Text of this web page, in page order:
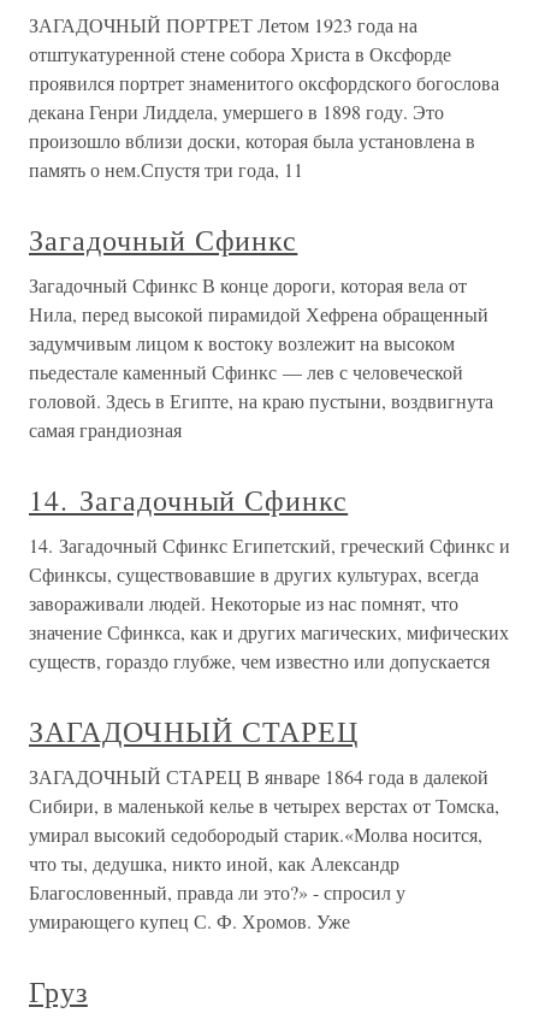
ЗАГАДОЧНЫЙ ПОРТРЕТ Летом 1923 года на
отштукатуренной стене собора Христа в Оксфорде
проявился портрет знаменитого оксфордского богослова
декана Генри Лиддела, умершего в 1898 году. Это
произошло вблизи доски, которая была установлена в
память о нем.Спустя три года, 11
Загадочный Сфинкс
Загадочный Сфинкс В конце дороги, которая вела от
Нила, перед высокой пирамидой Хефрена обращенный
задумчивым лицом к востоку возлежит на высоком
пьедестале каменный Сфинкс — лев с человеческой
головой. Здесь в Египте, на краю пустыни, воздвигнута
самая грандиозная
14. Загадочный Сфинкс
14. Загадочный Сфинкс Египетский, греческий Сфинкс и
Сфинксы, существовавшие в других культурах, всегда
завораживали людей. Некоторые из нас помнят, что
значение Сфинкса, как и других магических, мифических
существ, гораздо глубже, чем известно или допускается
ЗАГАДОЧНЫЙ СТАРЕЦ
ЗАГАДОЧНЫЙ СТАРЕЦ В январе 1864 года в далекой
Сибири, в маленькой келье в четырех верстах от Томска,
умирал высокий седобородый старик.«Молва носится,
что ты, дедушка, никто иной, как Александр
Благословенный, правда ли это?» - спросил у
умирающего купец С. Ф. Хромов. Уже
Груз